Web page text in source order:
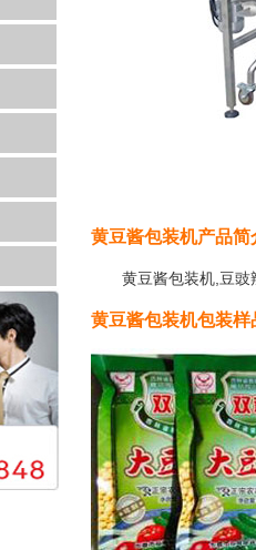
黄豆酱包装机产品简
黄豆酱包装机,豆
黄豆酱包装机包装样